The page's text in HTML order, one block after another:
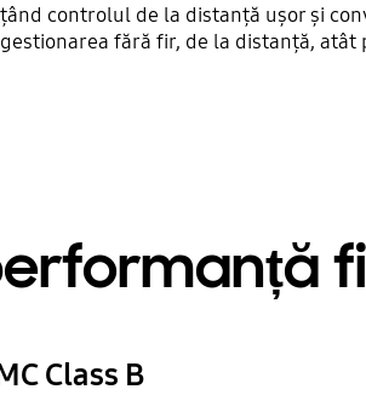
controlul de la distanță ușor și
fără fir, de la distanță,
Class B